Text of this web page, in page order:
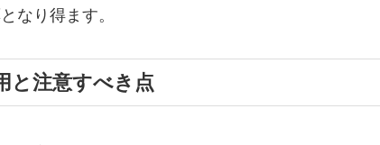
なり得ます。
と注意すべき点